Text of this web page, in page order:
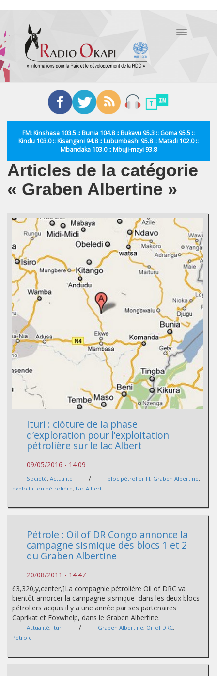
contenu
principal
Toggle
FM: Kinshasa 103.5 :: Bunia 104.8 :: Bukavu 95.3 :: Goma 95.5 ::
Kindu 103.0 :: Kisangani 94.8 :: Lubumbashi 95.8 :: Matadi 102.0 ::
Mbandaka 103.0 :: Mbuji-mayi 93.8
Articles de la catégorie
« Graben Albertine »
Ituri : clôture de la phase
d’exploration pour l’exploitation
pétrolière sur le lac Albert
09/05/2016 - 14:09
Société, Actualité / bloc pétrolier III, Graben Albertine,
exploitation pétrolière, Lac Albert
Pétrole : Oil of DR Congo annonce la
campagne sismique des blocs 1 et 2
du Graben Albertine
20/08/2011 - 14:47
63,320,y,center,]La compagnie pétrolière Oil of DRC va
bientôt amorcer la campagne sismique dans les deux blocs
pétroliers acquis il y a une année par ses partenaires
Caprikat et Foxwhelp, dans le Graben Albertine.
Actualité, Ituri / Graben Albertine, Oil of DRC,
Pétrole